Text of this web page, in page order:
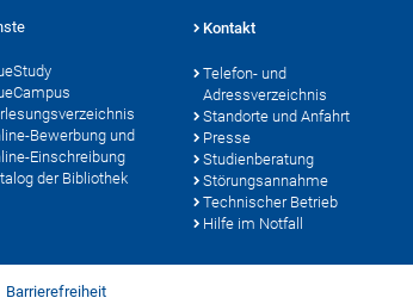
Bewerbung und
Einschreibung
der Bibliothek
Kontakt
Telefon- und
Adressverzeichnis
Standorte und Anfahrt
Presse
Studienberatung
Störungsannahme
Technischer Betrieb
Hilfe im Notfall
Barrierefreiheit